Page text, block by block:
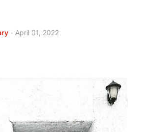
- April 01, 2022